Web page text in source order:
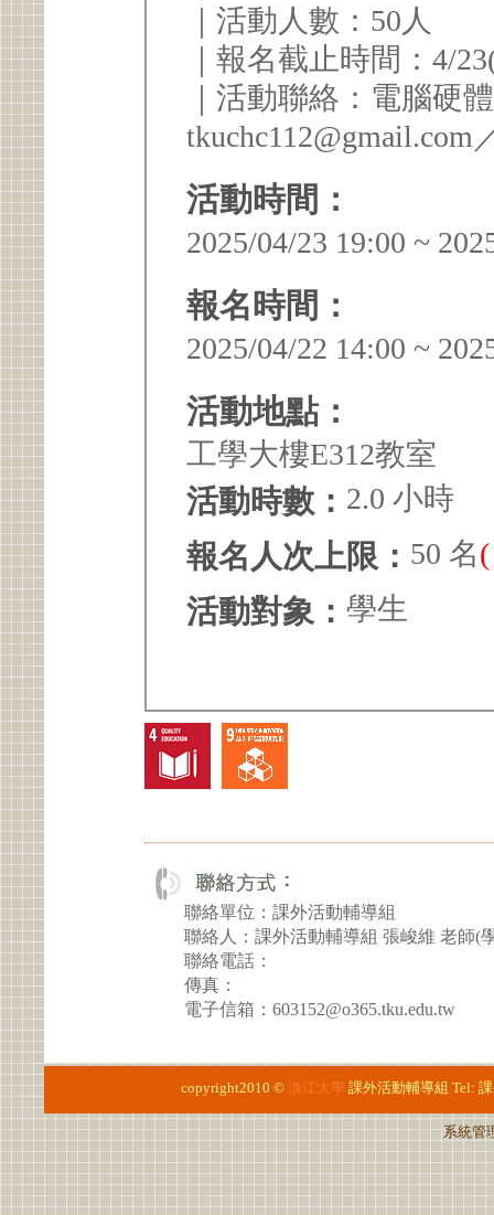
｜活動人數：50人
｜報名截止時間：4/
｜活動聯絡：電腦硬
tkuchc112@gmail.com
活動時間：
2025/04/23 19:00 ~
報名時間：
2025/04/22 14:00 ~
活動地點：
工學大樓E312教室
活動時數： 2.0 小時
報名人次上限： 50 名
活動對象： 學生
聯絡單位：課外活動輔導組
聯絡人：課外活動輔導組 張峻維 老師(
聯絡電話：
傳真：
電子信箱：603152@o365.tku.edu.tw
copyright2010 © 淡江大學 課外活動輔導組 Tel:
系統管